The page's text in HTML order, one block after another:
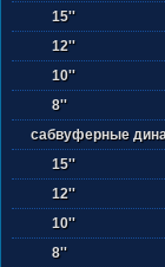
15''
12''
10''
8''
сабвуферные
15''
12''
10''
8''